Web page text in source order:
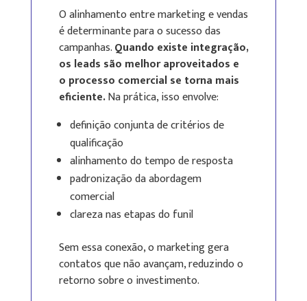
O alinhamento entre marketing e vendas
é determinante para o sucesso das
campanhas.Quando existe integração,
os leads são melhor aproveitados e
o processo comercial se torna mais
eficiente.Na prática, isso envolve:
definição conjunta de critérios de
qualificação
alinhamento do tempo de resposta
padronização da abordagem
comercial
clareza nas etapas do funil
Sem essa conexão, o marketing gera
contatos que não avançam, reduzindo o
retorno sobre o investimento.